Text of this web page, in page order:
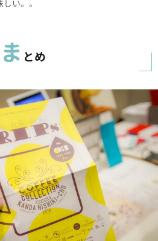
い。。
ま とめ